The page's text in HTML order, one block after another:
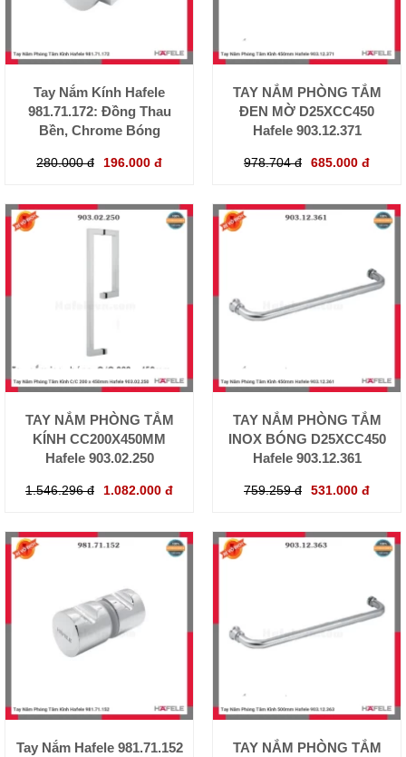
Tay Nắm Kính Hafele
981.71.172: Đồng Thau
Bền, Chrome Bóng
280.000 đ 196.000 đ
TAY NẮM PHÒNG TẮM
ĐEN MỜ D25XCC450
Hafele 903.12.371
978.704 đ 685.000 đ
TAY NẮM PHÒNG TẮM
KÍNH CC200X450MM
Hafele 903.02.250
1.546.296 đ 1.082.000 đ
TAY NẮM PHÒNG TẮM
INOX BÓNG D25XCC450
Hafele 903.12.361
759.259 đ 531.000 đ
Tay Nắm Hafele 981.71.152
TAY NẮM PHÒNG TẮM